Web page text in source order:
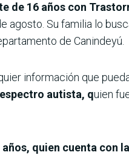
de 16 años con
agosto. Su familia lo
de Canindeyú.
información que
autista, quien
quien cuenta con